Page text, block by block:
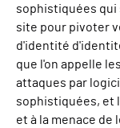
sophistiquées qui
site pour pivoter
d'identité
que l'on appelle les
attaques par
sophistiquées, et
et à la menace